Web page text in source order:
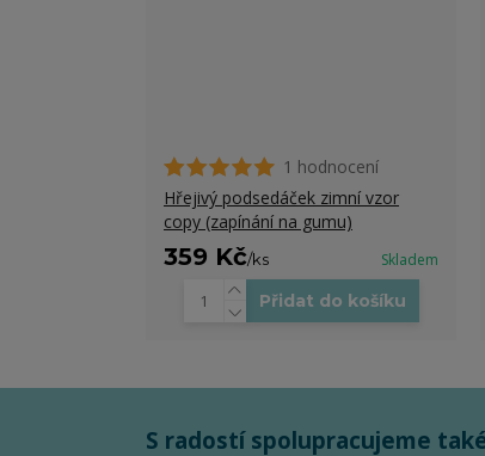
1 hodnocení
Hřejivý podsedáček zimní vzor
copy (zapínání na gumu)
359 Kč/ks Skladem
Přidat do košíku
S radostí spolupracujeme